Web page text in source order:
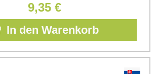
9,35 €
In den Warenkorb